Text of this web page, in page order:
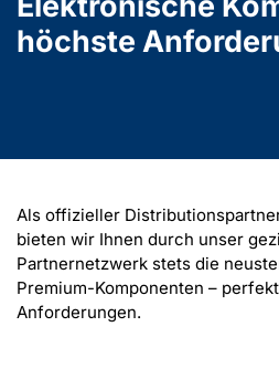
höchste
Als offizieller
bieten wir Ihnen durch unser
Partnernetzwerk stets die
Premium-Komponenten –
Anforderungen.